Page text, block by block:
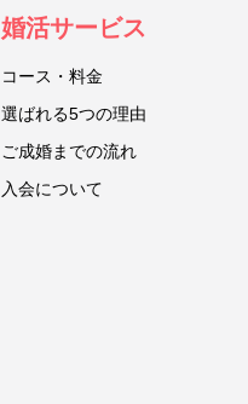
婚活サービス
コース・料金
選ばれる5つの理由
ご成婚までの流れ
入会について